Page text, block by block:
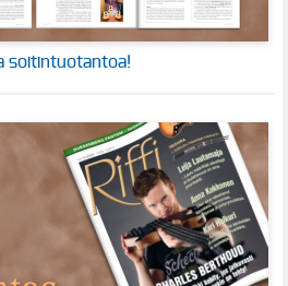
soitintuotantoa!